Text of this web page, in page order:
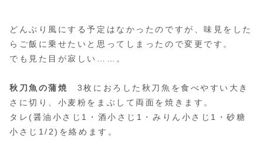
どんぶり風にする予定はなかったのですが、味見をした
らご飯に乗せたいと思ってしまったので変更です。
でも見た目が寂しい……。
秋刀魚の蒲焼
3枚におろした秋刀魚を食べやすい大き
さに切り、小麦粉をまぶして両面を焼きます。
タレ(醤油小さじ1・酒小さじ1・みりん小さじ1・砂糖
小さじ1/2)を絡めます。